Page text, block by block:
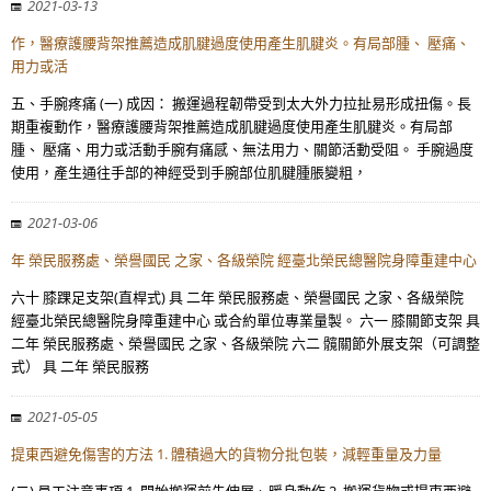
2021-03-13
作，醫療護腰背架推薦造成肌腱過度使用產生肌腱炎。有局部腫、 壓痛、
用力或活
五、手腕疼痛 (一) 成因： 搬運過程韌帶受到太大外力拉扯易形成扭傷。長
期重複動作，醫療護腰背架推薦造成肌腱過度使用產生肌腱炎。有局部
腫、 壓痛、用力或活動手腕有痛感、無法用力、關節活動受阻。 手腕過度
使用，產生通往手部的神經受到手腕部位肌腱腫脹變粗，
2021-03-06
年 榮民服務處、榮譽國民 之家、各級榮院 經臺北榮民總醫院身障重建中心
六十 膝踝足支架(直桿式) 具 二年 榮民服務處、榮譽國民 之家、各級榮院
經臺北榮民總醫院身障重建中心 或合約單位專業量製。 六一 膝關節支架 具
二年 榮民服務處、榮譽國民 之家、各級榮院 六二 髖關節外展支架（可調整
式） 具 二年 榮民服務
2021-05-05
提東西避免傷害的方法 1. 體積過大的貨物分批包裝，減輕重量及力量